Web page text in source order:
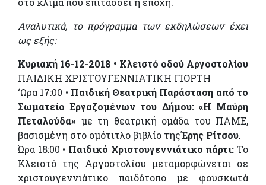
Αναλυτικά, το πρόγραμμα των εκδηλώσεων έχει
ως εξής:
Κυριακή 16-12-2018 • Κλειστό οδού Αργοστολίου
ΠΑΙΔΙΚΗ ΧΡΙΣΤΟΥΓΕΝΝΙΑΤΙΚΗ ΓΙΟΡΤΗ
‘Ωρα 17:00 • Παιδική Θεατρική Παράσταση από το
Σωματείο Εργαζομένων του Δήμου: «Η Μαύρη
Πεταλούδα» με τη θεατρική ομάδα του ΠΑΜΕ,
βασισμένη στο ομότιτλο βιβλίο τηςΈρης Ρίτσου.
Ώρα 18:00 • Παιδικό Χριστουγεννιάτικο πάρτι: Το
Κλειστό της Αργοστολίου μεταμορφώνεται σε
χριστουγεννιάτικο παιδότοπο με φουσκωτά